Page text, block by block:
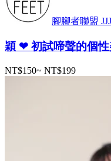
腳腳者聯盟
穎 ❤ 初試啼聲的個
NT$150~ NT$199